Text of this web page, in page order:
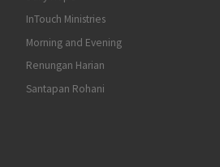
InTouch Ministries
Morning and Evening
Renungan Harian
Santapan Rohani